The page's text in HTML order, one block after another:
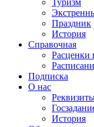
Туризм
Праздник
История
Справочная
Расценки
Подписка
О нас
История